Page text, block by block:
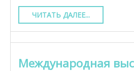
ЧИТАТЬ ДАЛЕЕ...ЧИТАТЬ
ДАЛЕЕ...
Международная